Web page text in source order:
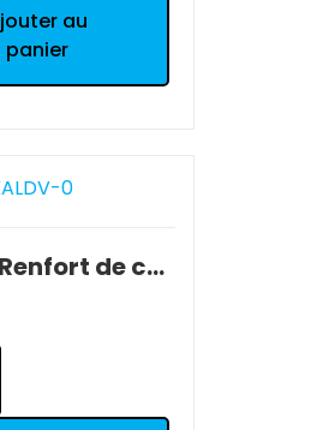
au
panier
250104/Renfort de cellule T2M 1/10 Séries 5000/7000 NEUF.